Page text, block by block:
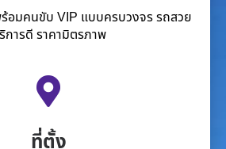
ร้อมคนขับ VIP แบบครบวงจร รถสวย
การดี ราคามิตรภาพ
ที่ตั้ง